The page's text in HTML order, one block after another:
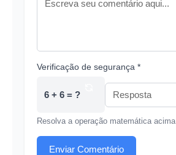
Verificação de segurança *
6 + 6 = ?
Resolva a operação matemática acima
Enviar Comentário